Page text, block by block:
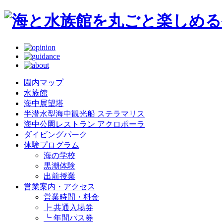
園内マップ
水族館
海中展望塔
半潜水型海中観光船 ステラマリス
海中公園レストラン アクロポーラ
ダイビングパーク
体験プログラム
海の学校
黒潮体験
出前授業
営業案内・アクセス
営業時間・料金
┣ 共通入場券
┗ 年間パス券